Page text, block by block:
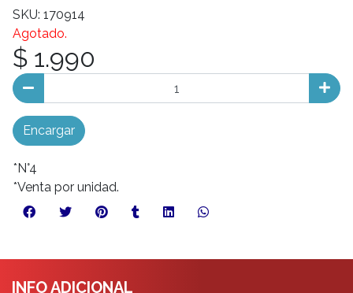
SKU: 170914
Agotado.
$ 1.990
Encargar
*N°4
*Venta por unidad.
INFO ADICIONAL